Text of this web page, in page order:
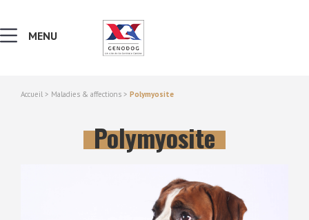
NOTIONS DE GÉNÉTIQUE
RECHERCHER UNE RACE
MENU
Accueil > Maladies & affections > Polymyosite
Polymyosite